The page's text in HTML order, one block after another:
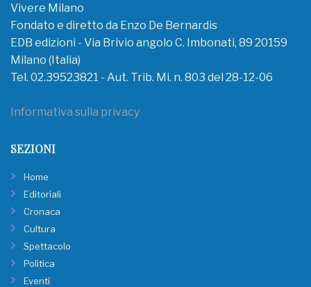
Vivere Milano
Fondato e diretto da Enzo De Bernardis
EDB edizioni - Via Brivio angolo C. Imbonati, 89 20159
Milano (Italia)
Tel. 02.39523821 - Aut. Trib. Mi. n. 803 del 28-12-06
Informativa sulla privacy
SEZIONI
Home
Editoriali
Cronaca
Cultura
Spettacolo
Politica
Eventi